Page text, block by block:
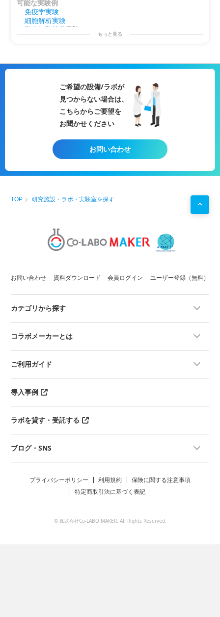
可能な実験例
免疫学実験
細胞解析実験
動物細胞培養実験
遺伝子解析実験
機器分析実験
分析実験
遺伝子実験
生理学実験
スキンケア
微生物実験
動物生理学実験
植物細胞工学実験
もっと見る
ご希望の設備/ラボが
見つからない場合は、
こちらからご要望を
お聞かせください
お問い合わせ
TOP 研究施設・ラボ・実験室を探す
お問い合わせ 資料ダウンロード 会員ログイン ユーザー登録（無料）
カテゴリから探す
コラボメーカーとは
ご利用ガイド
導入事例
ラボを貸す・受託する
ブログ・SNS
プライバシーポリシー 利用規約
保険に関する注意事項
特定商取引法に基づく表記
© 株式会社Co-LABO MAKER. All Rights Reserved.